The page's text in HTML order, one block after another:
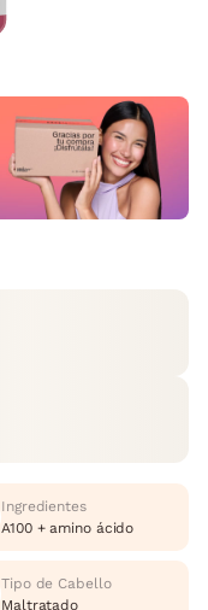
Ingredientes
A100 + amino ácido
Tipo de Cabello
Maltratado